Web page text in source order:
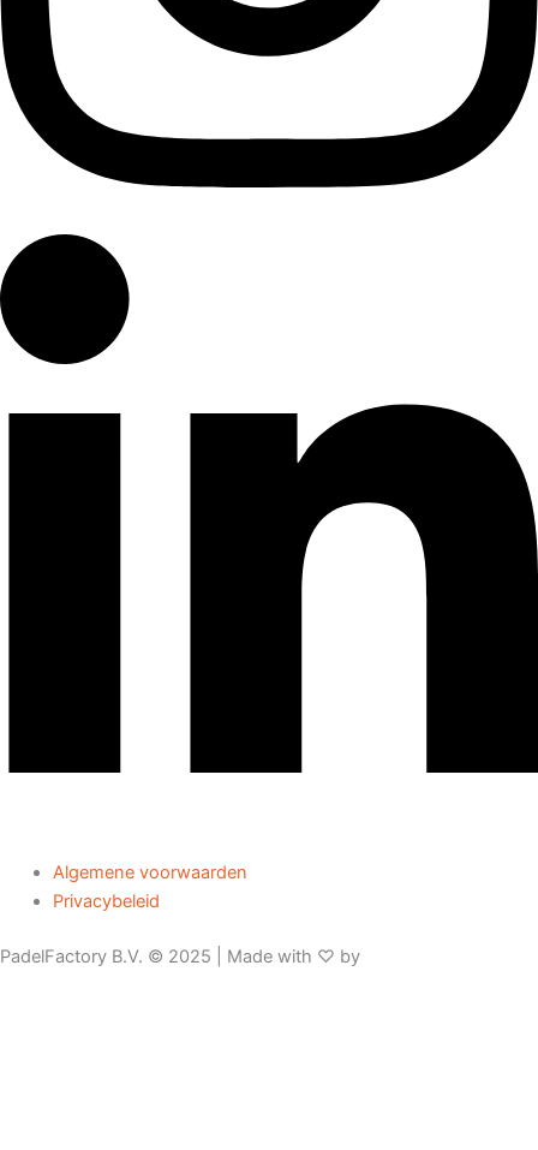
Algemene voorwaarden
Privacybeleid
PadelFactory B.V. © 2025 | Made with ♡ by